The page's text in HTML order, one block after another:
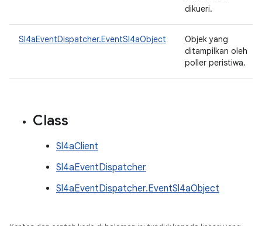
dikueri.
Sl4aEventDispatcher.EventSl4aObject
Objek yang
ditampilkan oleh
poller peristiwa.
Class
Sl4aClient
Sl4aEventDispatcher
Sl4aEventDispatcher.EventSl4aObject